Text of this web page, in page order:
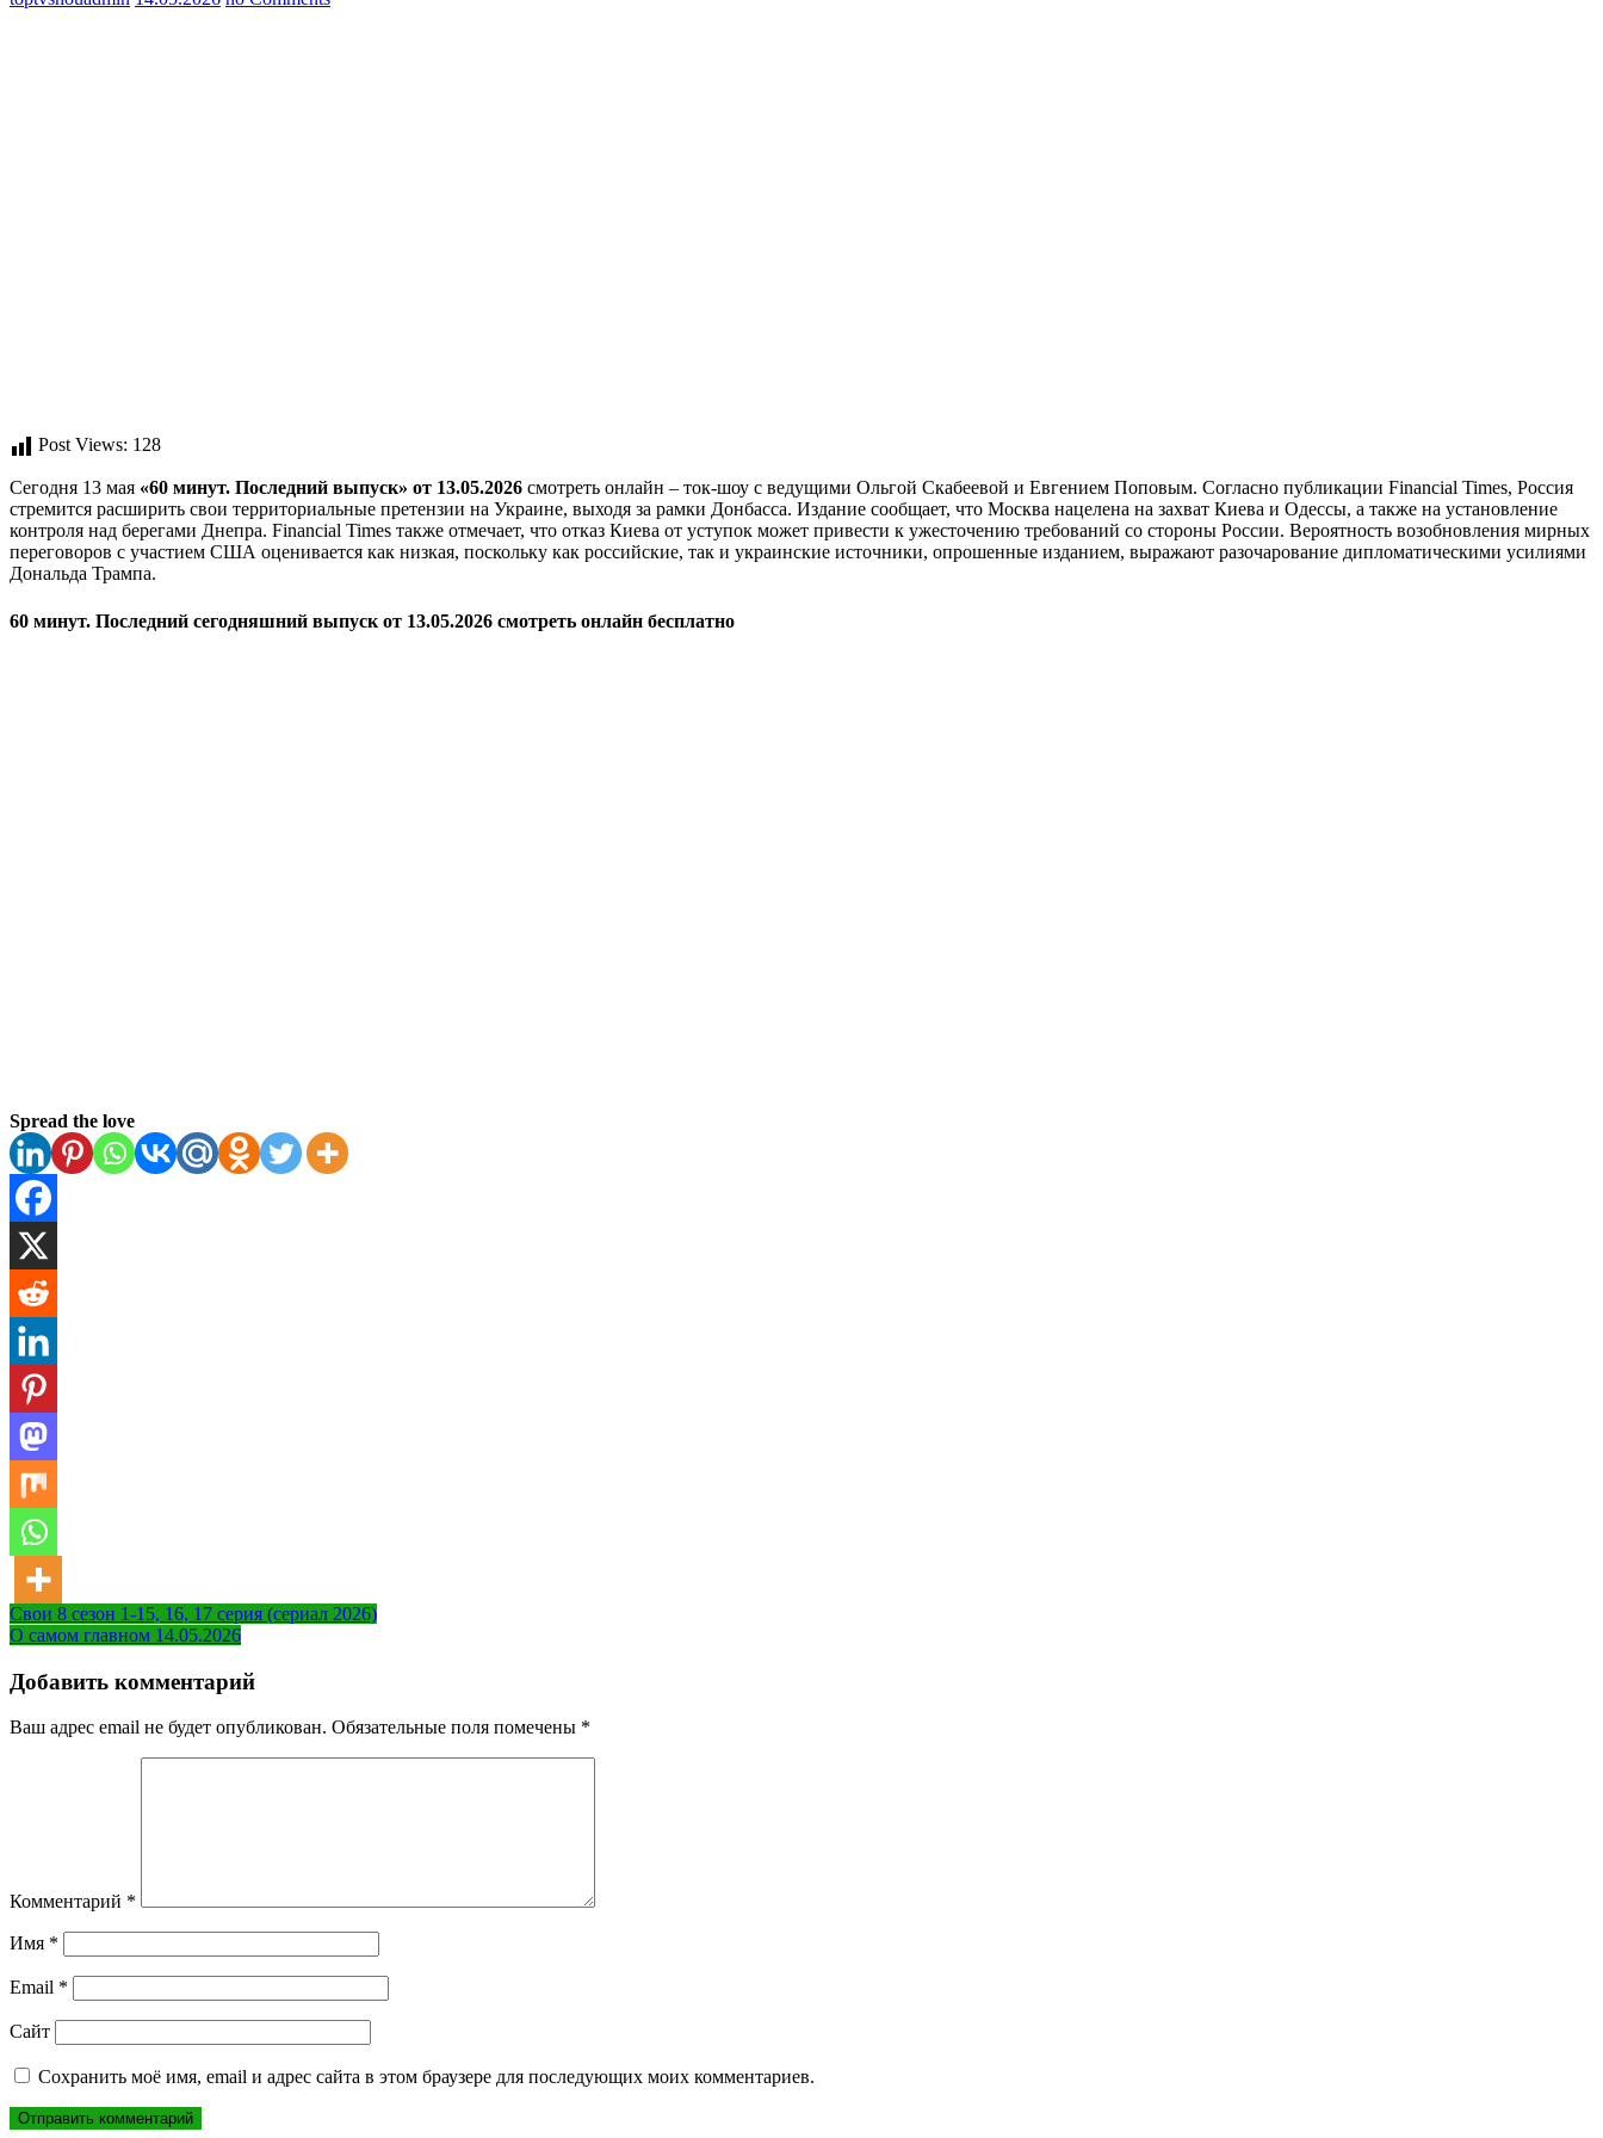
Post Views: 128
Сегодня 13 мая «60 минут. Последний выпуск» от 13.05.2026 смотреть онлайн – ток-шоу с ведущими Ольгой Скабеевой и Евгением Поповым. Согласно публикации Financial Times, Россия
стремится расширить свои территориальные претензии на Украине, выходя за рамки Донбасса. Издание сообщает, что Москва нацелена на захват Киева и Одессы, а также на установление
контроля над берегами Днепра. Financial Times также отмечает, что отказ Киева от уступок может привести к ужесточению требований со стороны России. Вероятность возобновления мирных
переговоров с участием США оценивается как низкая, поскольку как российские, так и украинские источники, опрошенные изданием, выражают разочарование дипломатическими усилиями
Дональда Трампа.
60 минут. Последний сегодняшний выпуск от 13.05.2026 смотреть онлайн бесплатно
Spread the love
Навигация
по
записям
Свои 8 сезон 1-15, 16, 17 серия (сериал 2026)
О самом главном 14.05.2026
Добавить комментарий
Ваш адрес email не будет опубликован. Обязательные поля помечены *
Комментарий *
Имя *
Email *
Сайт
Сохранить моё имя, email и адрес сайта в этом браузере для последующих моих комментариев.